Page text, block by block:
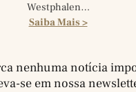
Westphalen…
Saiba Mais >
nenhuma notícia
se em nossa